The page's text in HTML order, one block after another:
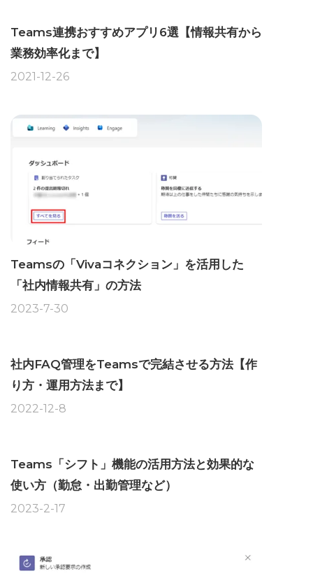
Teams連携おすすめアプリ6選【情報共有から
業務効率化まで】
2021-12-26
Teamsの「Vivaコネクション」を活用した
「社内情報共有」の方法
2023-7-30
社内FAQ管理をTeamsで完結させる方法【作
り方・運用方法まで】
2022-12-8
Teams「シフト」機能の活用方法と効果的な
使い方（勤怠・出勤管理など）
2023-2-17